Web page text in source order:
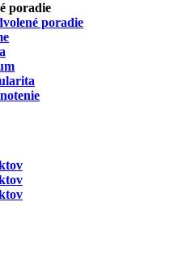
poradie
poradie